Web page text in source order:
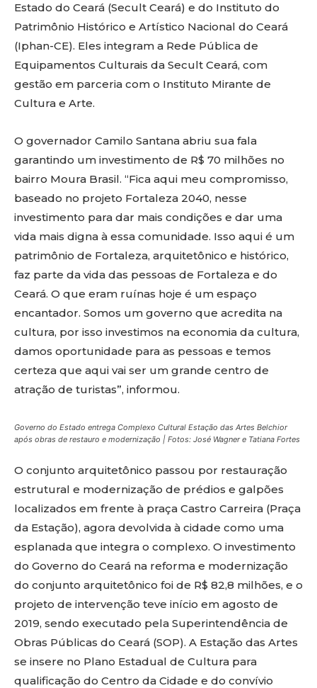
Estado do Ceará (Secult Ceará) e do Instituto do
Patrimônio Histórico e Artístico Nacional do Ceará
(Iphan-CE). Eles integram a Rede Pública de
Equipamentos Culturais da Secult Ceará, com
gestão em parceria com o Instituto Mirante de
Cultura e Arte.
O governador Camilo Santana abriu sua fala
garantindo um investimento de R$ 70 milhões no
bairro Moura Brasil. “Fica aqui meu compromisso,
baseado no projeto Fortaleza 2040, nesse
investimento para dar mais condições e dar uma
vida mais digna à essa comunidade. Isso aqui é um
patrimônio de Fortaleza, arquitetônico e histórico,
faz parte da vida das pessoas de Fortaleza e do
Ceará. O que eram ruínas hoje é um espaço
encantador. Somos um governo que acredita na
cultura, por isso investimos na economia da cultura,
damos oportunidade para as pessoas e temos
certeza que aqui vai ser um grande centro de
atração de turistas”, informou.
Governo do Estado entrega Complexo Cultural Estação das Artes Belchior
após obras de restauro e modernização | Fotos: José Wagner e Tatiana Fortes
O conjunto arquitetônico passou por restauração
estrutural e modernização de prédios e galpões
localizados em frente à praça Castro Carreira (Praça
da Estação), agora devolvida à cidade como uma
esplanada que integra o complexo. O investimento
do Governo do Ceará na reforma e modernização
do conjunto arquitetônico foi de R$ 82,8 milhões, e o
projeto de intervenção teve início em agosto de
2019, sendo executado pela Superintendência de
Obras Públicas do Ceará (SOP). A Estação das Artes
se insere no Plano Estadual de Cultura para
qualificação do Centro da Cidade e do convívio